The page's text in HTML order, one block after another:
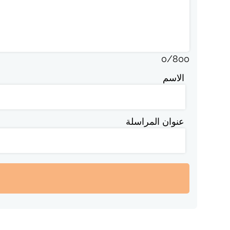
0/800
الاسم
عنوان المراسلة